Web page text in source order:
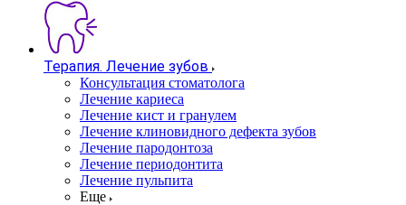
Терапия. Лечение зубов
Консультация стоматолога
Лечение кариеса
Лечение кист и гранулем
Лечение клиновидного дефекта зубов
Лечение пародонтоза
Лечение периодонтита
Лечение пульпита
Еще